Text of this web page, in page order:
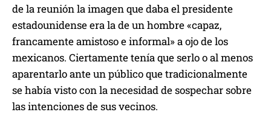
de la reunión la imagen que daba el presidente
estadounidense era la de un hombre «capaz,
francamente amistoso e informal» a ojo de los
mexicanos. Ciertamente tenía que serlo o al menos
aparentarlo ante un público que tradicionalmente
se había visto con la necesidad de sospechar sobre
las intenciones de sus vecinos.